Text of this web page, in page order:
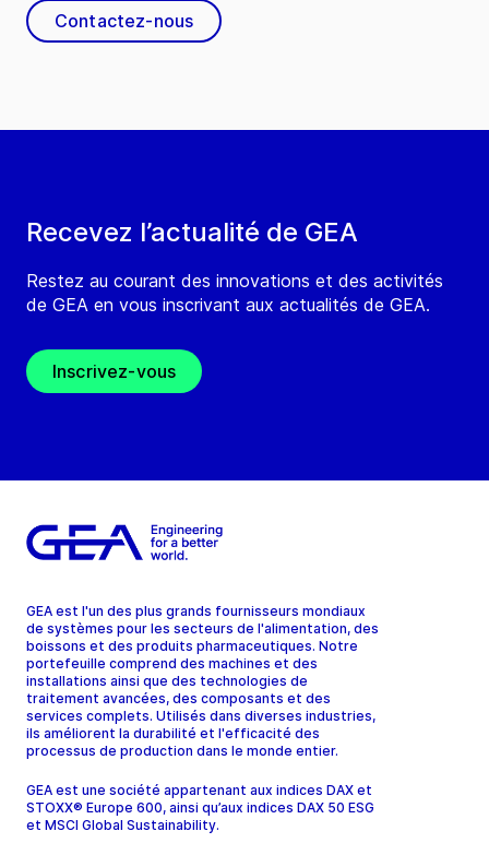
Recevez l’actualité de GEA
Restez au courant des innovations et des activités
de GEA en vous inscrivant aux actualités de GEA.
Inscrivez-vous
Contactez-nous
GEA est l'un des plus grands fournisseurs mondiaux
de systèmes pour les secteurs de l'alimentation, des
boissons et des produits pharmaceutiques. Notre
portefeuille comprend des machines et des
installations ainsi que des technologies de
traitement avancées, des composants et des
services complets. Utilisés dans diverses industries,
ils améliorent la durabilité et l'efficacité des
processus de production dans le monde entier.
GEA est une société appartenant aux indices DAX et
STOXX® Europe 600, ainsi qu’aux indices DAX 50 ESG
et MSCI Global Sustainability.